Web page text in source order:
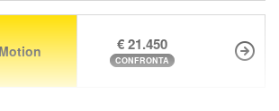
€ 21.450
CONFRONTA